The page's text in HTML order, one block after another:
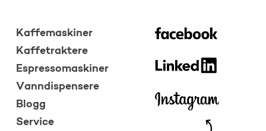
Kaffemaskiner
Kaffetraktere
Espressomaskiner
Vanndispensere
Blogg
Service